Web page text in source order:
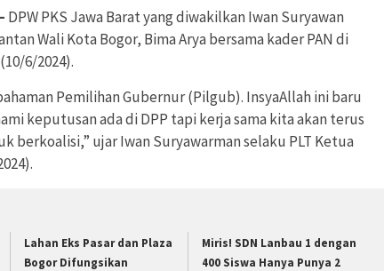
DPW PKS Jawa Barat yang diwakilkan Iwan Suryawan
Wali Kota Bogor, Bima Arya bersama kader PAN di
6/2024).
Pemilihan Gubernur (Pilgub). InsyaAllah ini baru
keputusan ada di DPP tapi kerja sama kita akan terus
berkoalisi,” ujar Iwan Suryawarman selaku PLT Ketua
Lahan Eks Pasar dan Plaza
Bogor Difungsikan
Miris! SDN Lanbau 1 dengan
400 Siswa Hanya Punya 2